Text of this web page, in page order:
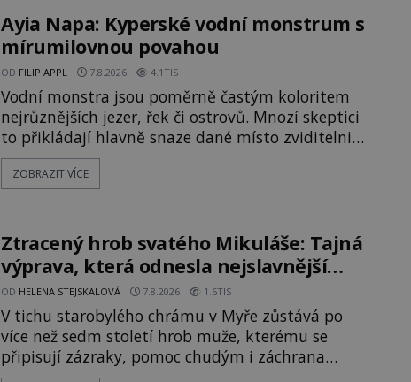
Ayia Napa: Kyperské vodní monstrum s
mírumilovnou povahou
OD FILIP APPL 7.8.2026 4.1TIS
Vodní monstra jsou poměrně častým koloritem
nejrůznějších jezer, řek či ostrovů. Mnozí skeptici
to přikládají hlavně snaze dané místo zviditelnit
a přitáhnout k němu pozornost záhadám
nakloněných turistů. Je to také případ
pravdivý základ? V blízkosti Mysu Greco, jak se
přez
ZOBRAZIT VÍCE
Ztracený hrob svatého Mikuláše: Tajná
výprava, která odnesla nejslavnější
relikvii do Itálie
OD HELENA STEJSKALOVÁ 7.8.2026 1.6TIS
V tichu starobylého chrámu v Myře zůstává po
více než sedm století hrob muže, kterému se
připisují zázraky, pomoc chudým i záchrana
námořníků v bouřích. Pak ale přichází rok 1087 a